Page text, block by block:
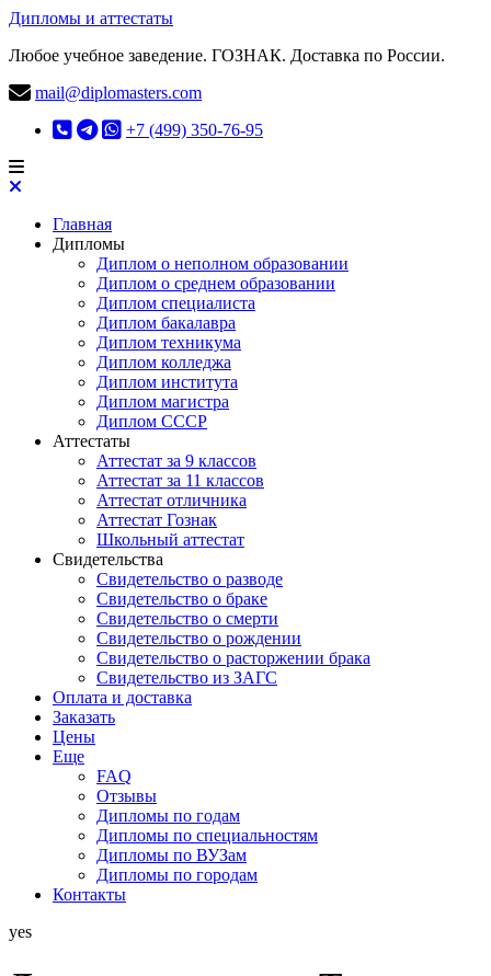
Дипломы и аттестаты
Любое учебное заведение. ГОЗНАК. Доставка по России.
mail@diplomasters.com
+7 (499) 350-76-95
Главная
Дипломы
Диплом о неполном образовании
Диплом о среднем образовании
Диплом специалиста
Диплом бакалавра
Диплом техникума
Диплом колледжа
Диплом института
Диплом магистра
Диплом СССР
Аттестаты
Аттестат за 9 классов
Аттестат за 11 классов
Аттестат отличника
Аттестат Гознак
Школьный аттестат
Свидетельства
Свидетельство о разводе
Свидетельство о браке
Свидетельство о смерти
Свидетельство о рождении
Свидетельство о расторжении брака
Свидетельство из ЗАГС
Оплата и доставка
Заказать
Цены
Еще
FAQ
Отзывы
Дипломы по годам
Дипломы по специальностям
Дипломы по ВУЗам
Дипломы по городам
Контакты
yes